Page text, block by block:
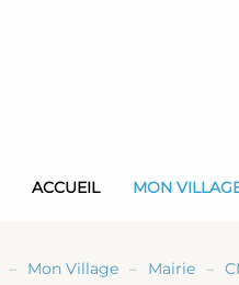
ACCUEIL MON
Mon Village Mairie